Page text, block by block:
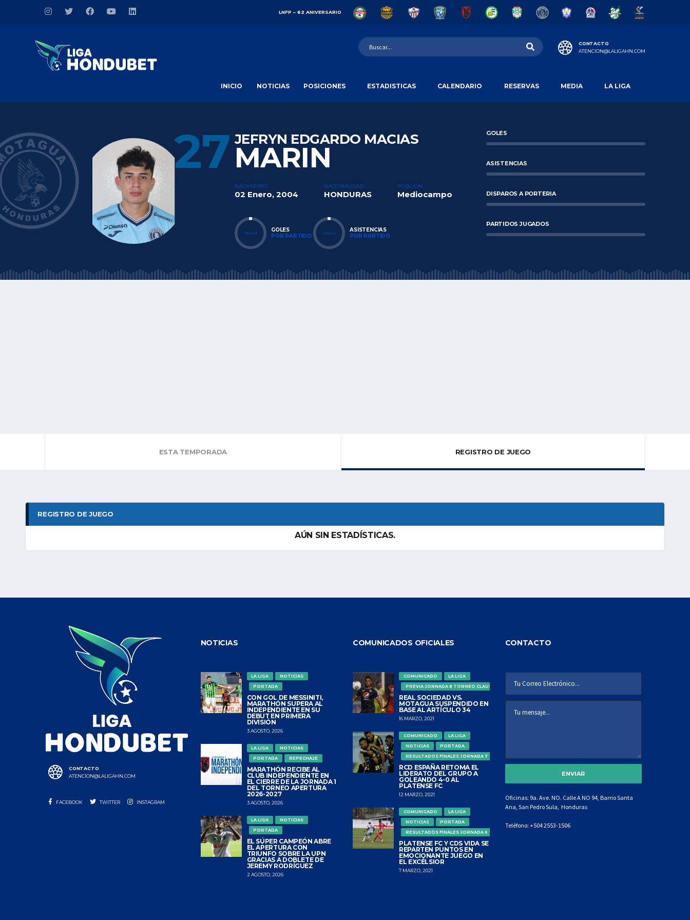
LNFP – 62 ANIVERSARIO
CONTACTO
ATENCION@LALIGAHN.COM
INICIO NOTICIAS POSICIONES ESTADISTICAS CALENDARIO RESERVAS MEDIA LA LIGA
27 JEFRYN EDGARDO MACIAS
MARIN
NACIMIENTO
02 Enero, 2004
NACIONALIDAD
HONDURAS
POSICIÓN
Mediocampo
PROM
GOLES
POR PARTIDO
PROM
ASISTENCIAS
POR PARTIDO
GOLES
ASISTENCIAS
DISPAROS A PORTERIA
PARTIDOS JUGADOS
ESTA TEMPORADA REGISTRO DE JUEGO
REGISTRO DE JUEGO
AÚN SIN ESTADÍSTICAS.
CONTACTO
ATENCION@LALIGAHN.COM
FACEBOOK TWITTER INSTAGRAM
NOTICIAS
LA LIGA
NOTICIAS
PORTADA
CON GOL DE MESSINITI,
MARATHÓN SUPERA AL
INDEPENDIENTE EN SU
DEBUT EN PRIMERA
DIVISIÓN
3 AGOSTO, 2026
LA LIGA
NOTICIAS
PORTADA
REPECHAJE
MARATHÓN RECIBE AL
CLUB INDEPENDIENTE EN
EL CIERRE DE LA JORNADA 1
DEL TORNEO APERTURA
2026-2027
3 AGOSTO, 2026
LA LIGA
NOTICIAS
PORTADA
EL SÚPER CAMPEÓN ABRE
EL APERTURA CON
TRIUNFO SOBRE LA UPN
GRACIAS A DOBLETE DE
JEREMY RODRÍGUEZ
2 AGOSTO, 2026
COMUNICADOS OFICIALES
COMUNICADO
LA LIGA
PREVIA JORNADA 8 TORNEO CLAUSURA
REAL SOCIEDAD VS.
MOTAGUA SUSPENDIDO EN
BASE AL ARTÍCULO 34
16 MARZO, 2021
COMUNICADO
LA LIGA
NOTICIAS
PORTADA
RESULTADOS FINALES JORNADA 7 TORNEO CLAUSURA
RCD ESPAÑA RETOMA EL
LIDERATO DEL GRUPO A
GOLEANDO 4-0 AL
PLATENSE FC
12 MARZO, 2021
COMUNICADO
LA LIGA
NOTICIAS
PORTADA
RESULTADOS FINALES JORNADA 6 TORNEO CLAUSURA
PLATENSE FC Y CDS VIDA SE
REPARTEN PUNTOS EN
EMOCIONANTE JUEGO EN
EL EXCÉLSIOR
7 MARZO, 2021
CONTACTO
Oficinas: 9a. Ave. NO. Calle A NO 94, Barrio Santa
Ana, San Pedro Sula, Honduras
Teléfono: +504 2553-1506